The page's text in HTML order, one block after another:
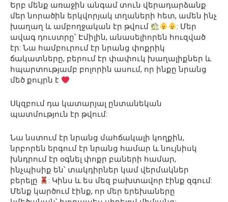
Երբ մենք առաջին անգամ տուն վերադարձանք
մեր նորածին երկվորյակ տղաների հետ, ամեն ինչ
խաղաղ և ամբողջական էր թվում
: Մեր
ավագ դուստրը՝ Էմիլին, անասելիորեն հուզված
էր: Նա համբուրում էր նրանց փոքրիկ
ճակատները, բերում էր փափուկ խաղալիքներ և
հպարտությամբ բոլորին ասում, որ ինքը նրանց
մեծ քույրն է
Սկզբում դա կատարյալ ընտանեկան
պատմություն էր թվում:
Նա նստում էր նրանց մահճակալի կողքին,
նրբորեն երգում էր նրանց համար և նույնիսկ
խնդրում էր օգնել փոքր բաների համար,
ինչպիսիք են՝ տակդիրներ կամ վերմակներ
բերելը
: Կինս և ես մեզ բախտավոր էինք զգում:
Մենք կարծում էինք, որ մեր երեխաները